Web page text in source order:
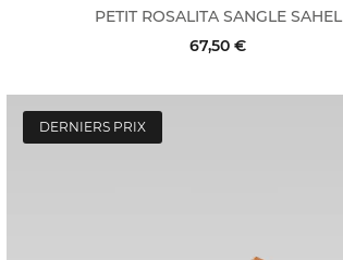
PETIT ROSALITA SANGLE SAHEL
67,50 €
ACHAT RAPIDE
DERNIERS PRIX